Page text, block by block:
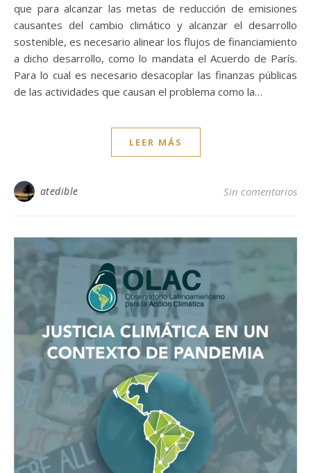
que para alcanzar las metas de reducción de emisiones
causantes del cambio climático y alcanzar el desarrollo
sostenible, es necesario alinear los flujos de financiamiento
a dicho desarrollo, como lo mandata el Acuerdo de París.
Para lo cual es necesario desacoplar las finanzas públicas
de las actividades que causan el problema como la…
LEER MÁS
atedible Sin comentarios